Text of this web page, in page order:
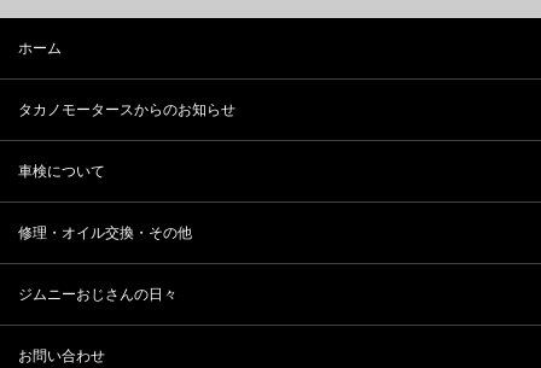
ホーム
タカノモータースからのお知らせ
車検について
修理・オイル交換・その他
ジムニーおじさんの日々
お問い合わせ